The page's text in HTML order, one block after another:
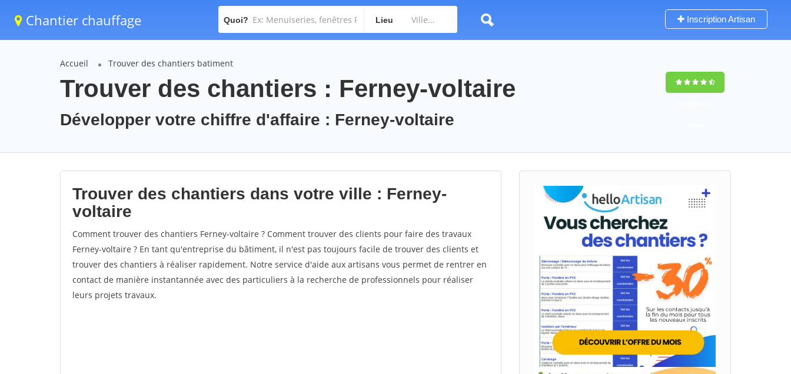
Chantier chauffage Quoi? Lieu Inscription Artisan
Accueil Trouver des chantiers batiment
Trouver des chantiers : Ferney-voltaire
Développer votre chiffre d'affaire : Ferney-voltaire
Trouver des chantiers dans votre ville : Ferney-
voltaire
Comment trouver des chantiers Ferney-voltaire ? Comment trouver des clients pour faire des travaux
Ferney-voltaire ? En tant qu'entreprise du bâtiment, il n'est pas toujours facile de trouver des clients et
trouver des chantiers à réaliser rapidement. Notre service d'aide aux artisans vous permet de rentrer en
contact de manière instantannée avec des particuliers à la recherche de professionnels pour réaliser
leurs projets travaux.